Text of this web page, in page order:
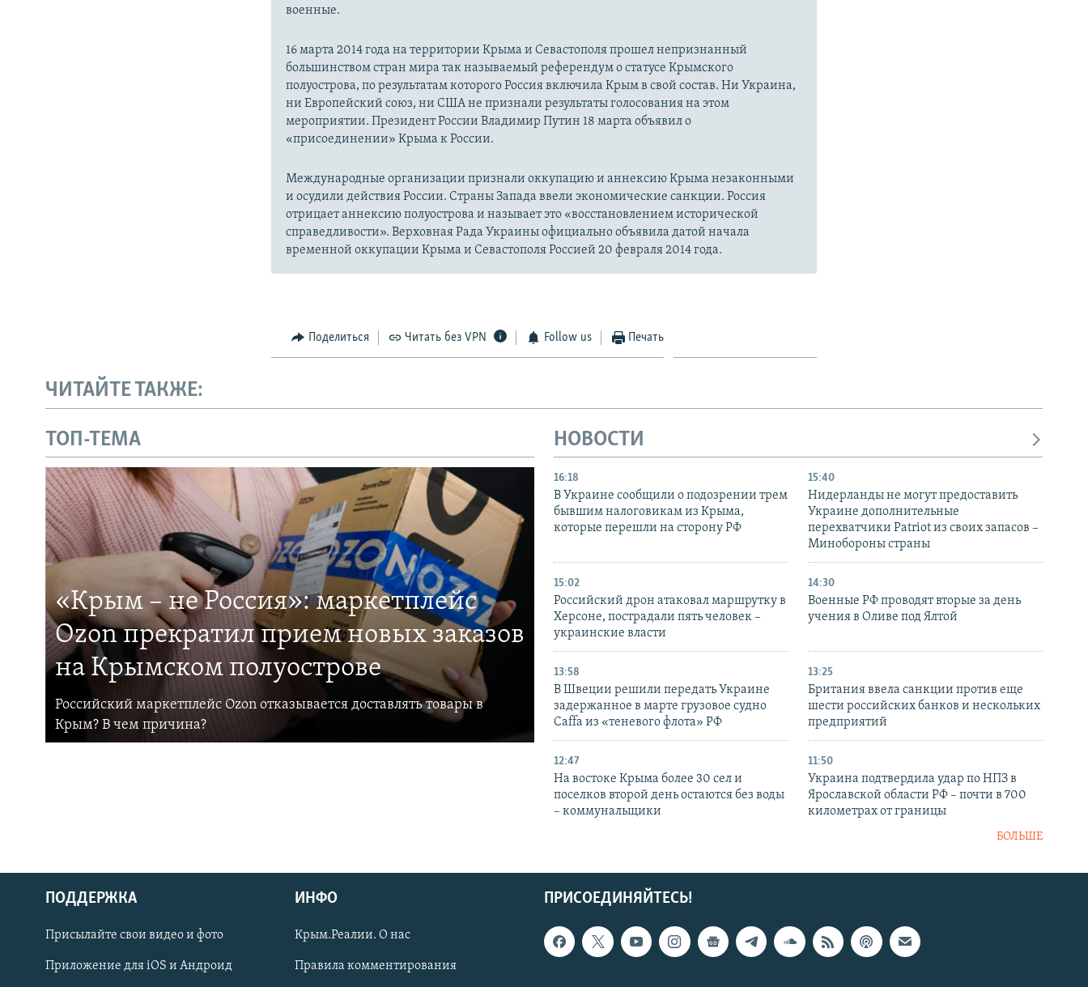
Українською
Qırımtatar
военные.
16 марта 2014 года на территории Крыма и Севастополя прошел непризнанный
большинством стран мира так называемый референдум о статусе Крымского
полуострова, по результатам которого Россия включила Крым в свой состав. Ни Украина,
ни Европейский союз, ни США не признали результаты голосования на этом
мероприятии. Президент России Владимир Путин 18 марта объявил о
«присоединении» Крыма к России.
Международные организации признали оккупацию и аннексию Крыма незаконными
и осудили действия России. Страны Запада ввели экономические санкции. Россия
отрицает аннексию полуострова и называет это «восстановлением исторической
справедливости». Верховная Рада Украины официально объявила датой начала
временной оккупации Крыма и Севастополя Россией 20 февраля 2014 года.
Поделиться Читать без VPN Follow us Печать
ЧИТАЙТЕ ТАКЖЕ:
ТОП-ТЕМА
«Крым – не Россия»: маркетплейс
Ozon прекратил прием новых заказов
на Крымском полуострове
Российский маркетплейс Ozon отказывается доставлять товары в
Крым? В чем причина?
НОВОСТИ
16:18
В Украине сообщили о подозрении трем
бывшим налоговикам из Крыма,
которые перешли на сторону РФ
15:40
Нидерланды не могут предоставить
Украине дополнительные
перехватчики Patriot из своих запасов –
Минобороны страны
15:02
Российский дрон атаковал маршрутку в
Херсоне, пострадали пять человек –
украинские власти
14:30
Военные РФ проводят вторые за день
учения в Оливе под Ялтой
13:58
В Швеции решили передать Украине
задержанное в марте грузовое судно
Caffa из «теневого флота» РФ
13:25
Британия ввела санкции против еще
шести российских банков и нескольких
предприятий
12:47
На востоке Крыма более 30 сел и
поселков второй день остаются без воды
– коммунальщики
11:50
Украина подтвердила удар по НПЗ в
Ярославской области РФ – почти в 700
километрах от границы
БОЛЬШЕ
ПРИСОЕДИНЯЙТЕСЬ!
ПОДДЕРЖКА
Присылайте свои видео и фото
Приложение для iOS и Андроид
ИНФО
Крым.Реалии. О нас
Правила комментирования